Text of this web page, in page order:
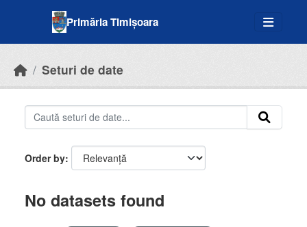
Primăria Timișoara
Seturi de date
Order by
No datasets found